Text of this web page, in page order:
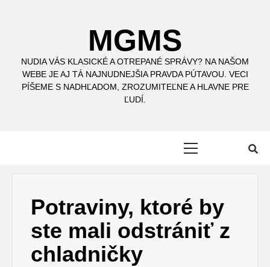
MGMS
NUDIA VÁS KLASICKÉ A OTREPANÉ SPRÁVY? NA NAŠOM
WEBE JE AJ TÁ NAJNUDNEJŠIA PRAVDA PÚTAVOU. VECI
PÍŠEME S NADHĽADOM, ZROZUMITEĽNE A HLAVNE PRE
ĽUDÍ.
Potraviny, ktoré by
ste mali odstrániť z
chladničky